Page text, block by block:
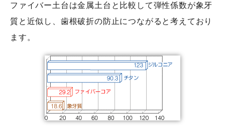
ファイバー土台は金属土台と比較して弾性係数が象牙
質と近似し、歯根破折の防止につながると考えており
ます。